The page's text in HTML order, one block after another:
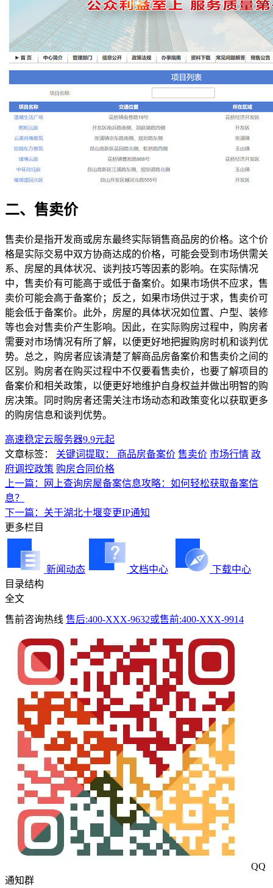
二、售卖价
售卖价是指开发商或房东最终实际销售商品房的价格。这个价
格是实际交易中双方协商达成的价格，可能会受到市场供需关
系、房屋的具体状况、谈判技巧等因素的影响。在实际情况
中，售卖价有可能高于或低于备案价。如果市场供不应求，售
卖价可能会高于备案价；反之，如果市场供过于求，售卖价可
能会低于备案价。此外，房屋的具体状况如位置、户型、装修
等也会对售卖价产生影响。因此，在实际购房过程中，购房者
需要对市场情况有所了解，以便更好地把握购房时机和谈判优
势。总之，购房者应该清楚了解商品房备案价和售卖价之间的
区别。购房者在购买过程中不仅要看售卖价，也要了解项目的
备案价和相关政策，以便更好地维护自身权益并做出明智的购
房决策。同时购房者还需关注市场动态和政策变化以获取更多
的购房信息和谈判优势。
高速稳定云服务器9.9元起
文章标签：
关键词提取： 商品房备案价 售卖价 市场行情 政
府调控政策 购房合同价格
上一篇：网上查询房屋备案信息攻略：如何轻松获取备案信
息？
下一篇：关于湖北十堰变更IP通知
更多栏目
新闻动态 文档中心
下载中心
目录结构
全文
售前咨询热线 售后:400-XXX-9632或售前:400-XXX-9914
QQ
通知群